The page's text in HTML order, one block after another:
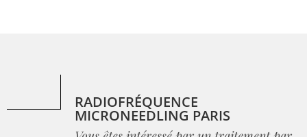
RADIOFRÉQUENCE
MICRONEEDLING PARIS